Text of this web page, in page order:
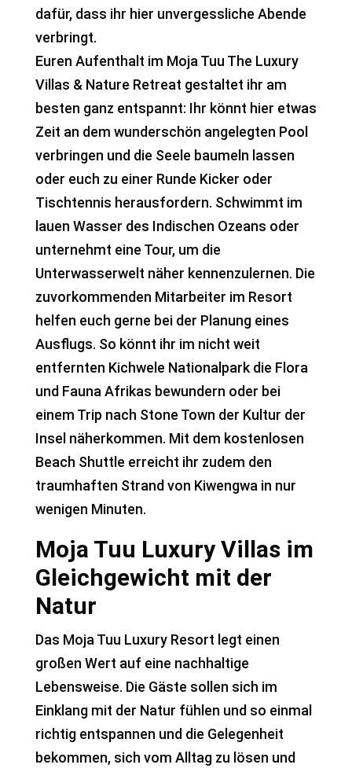
dafür, dass ihr hier unvergessliche Abende
verbringt.
Euren Aufenthalt im Moja Tuu The Luxury
Villas & Nature Retreat gestaltet ihr am
besten ganz entspannt: Ihr könnt hier etwas
Zeit an dem wunderschön angelegten Pool
verbringen und die Seele baumeln lassen
oder euch zu einer Runde Kicker oder
Tischtennis herausfordern. Schwimmt im
lauen Wasser des Indischen Ozeans oder
unternehmt eine Tour, um die
Unterwasserwelt näher kennenzulernen. Die
zuvorkommenden Mitarbeiter im Resort
helfen euch gerne bei der Planung eines
Ausflugs. So könnt ihr im nicht weit
entfernten Kichwele Nationalpark die Flora
und Fauna Afrikas bewundern oder bei
einem Trip nach Stone Town der Kultur der
Insel näherkommen. Mit dem kostenlosen
Beach Shuttle erreicht ihr zudem den
traumhaften Strand von Kiwengwa in nur
wenigen Minuten.
Moja Tuu Luxury Villas im
Gleichgewicht mit der
Natur
Das Moja Tuu Luxury Resort legt einen
großen Wert auf eine nachhaltige
Lebensweise. Die Gäste sollen sich im
Einklang mit der Natur fühlen und so einmal
richtig entspannen und die Gelegenheit
bekommen, sich vom Alltag zu lösen und